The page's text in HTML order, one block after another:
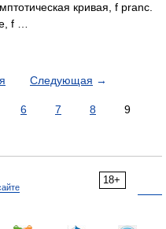
кривая, f pranc.
f …
Следующая →
6 7 8
9
18+